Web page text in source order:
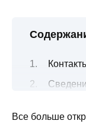
Все больше